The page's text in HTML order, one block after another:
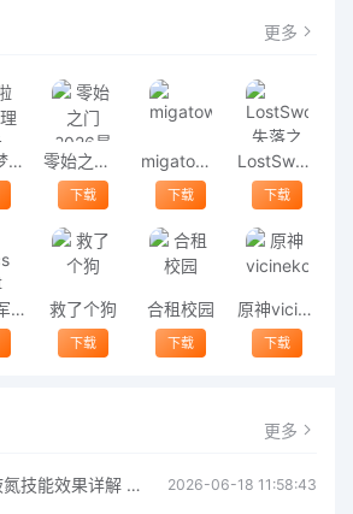
更多
哆啦A梦修理工场 零始之门2026最新版
下载
migatowemyworld1.68
下载
LostSword失落之剑
下载
cnvcs军棋 救了个狗
下载
合租校园
下载
原神vicineko
下载
更多
三角洲行动干员液氮技能效果详解 三角洲行动干员液氮技能介绍 2026-06-18 11:58:43